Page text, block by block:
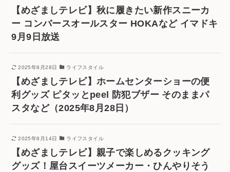
【めざましテレビ】秋に履きたい新作スニーカ
ー コンバースオールスター HOKAなど イマドキ
9月9日放送
2025年8月28日 ライフスタイル
【めざましテレビ】ホームセンターショーの便
利グッズ ピタッとpeel 防犯ブザー そのままパ
スタなど（2025年8月28日）
2025年8月14日 ライフスタイル
【めざましテレビ】親子で楽しめるクッキング
グッズ！屋台スイーツメーカー・ひんやりそう